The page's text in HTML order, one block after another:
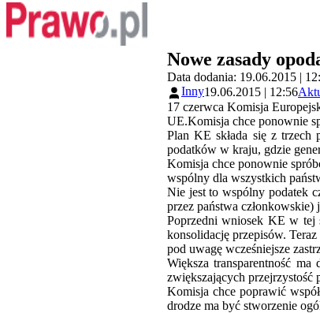
Nowe zasady
Data dodania: 19.06.2015 |
Inny19.06.2015 | 12:56
17 czerwca Komisja
UE.Komisja chce ponownie
Plan KE składa się z trzech
podatków w kraju, gdzie
Komisja chce ponownie
wspólny dla wszystkich
Nie jest to wspólny podatek
przez państwa
Poprzedni wniosek KE w tej
konsolidację przepisów.
pod uwagę wcześniejsze
Większa transparentność
zwiększających
Komisja chce poprawić
drodze ma być stworzenie